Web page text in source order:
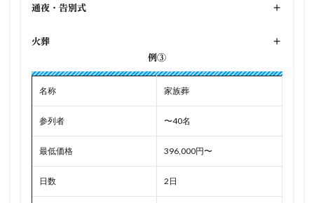
通夜・告別式 +
火葬
+
例③
名称 家族葬
参列者 〜40名
最低価格 396,000円〜
日数 2日